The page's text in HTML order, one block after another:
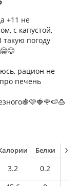
+11 не
с капустой,
погоду
рацион не
печень
Белки
3.2 0.2